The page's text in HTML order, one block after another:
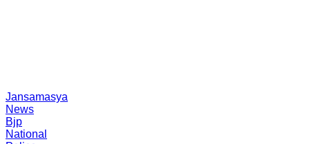
Jansamasya
News
Bjp
National